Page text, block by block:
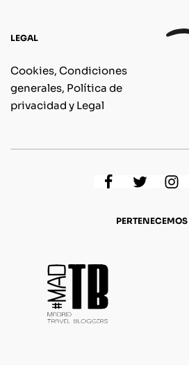
LEGAL
Cookies, Condiciones
generales, Política de
privacidad y Legal